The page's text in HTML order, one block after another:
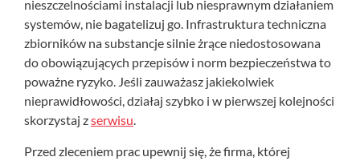
nieszczelnościami instalacji lub niesprawnym działaniem
systemów, nie bagatelizuj go. Infrastruktura techniczna
zbiorników na substancje silnie żrące niedostosowana
do obowiązujących przepisów i norm bezpieczeństwa to
poważne ryzyko. Jeśli zauważasz jakiekolwiek
nieprawidłowości, działaj szybko i w pierwszej kolejności
skorzystaj zserwisu
Przed zleceniem prac upewnij się, że firma, której